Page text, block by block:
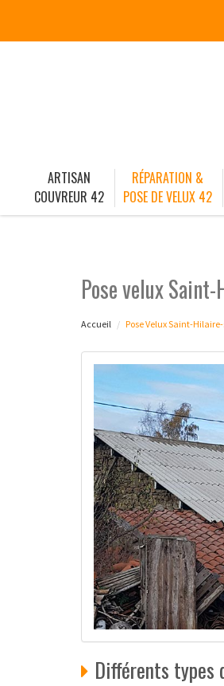
ARTISAN
COUVREUR 42
RÉPARATION &
POSE DE VELUX 42
Pose velux
Accueil Pose Velux Saint-
Différents types